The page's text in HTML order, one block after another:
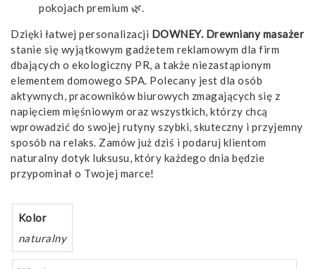
pokojach premium 🌿.
Dzięki łatwej personalizacji DOWNEY. Drewniany masażer
stanie się wyjątkowym gadżetem reklamowym dla firm
dbających o ekologiczny PR, a także niezastąpionym
elementem domowego SPA. Polecany jest dla osób
aktywnych, pracowników biurowych zmagających się z
napięciem mięśniowym oraz wszystkich, którzy chcą
wprowadzić do swojej rutyny szybki, skuteczny i przyjemny
sposób na relaks. Zamów już dziś i podaruj klientom
naturalny dotyk luksusu, który każdego dnia będzie
przypominał o Twojej marce!
Kolor
naturalny